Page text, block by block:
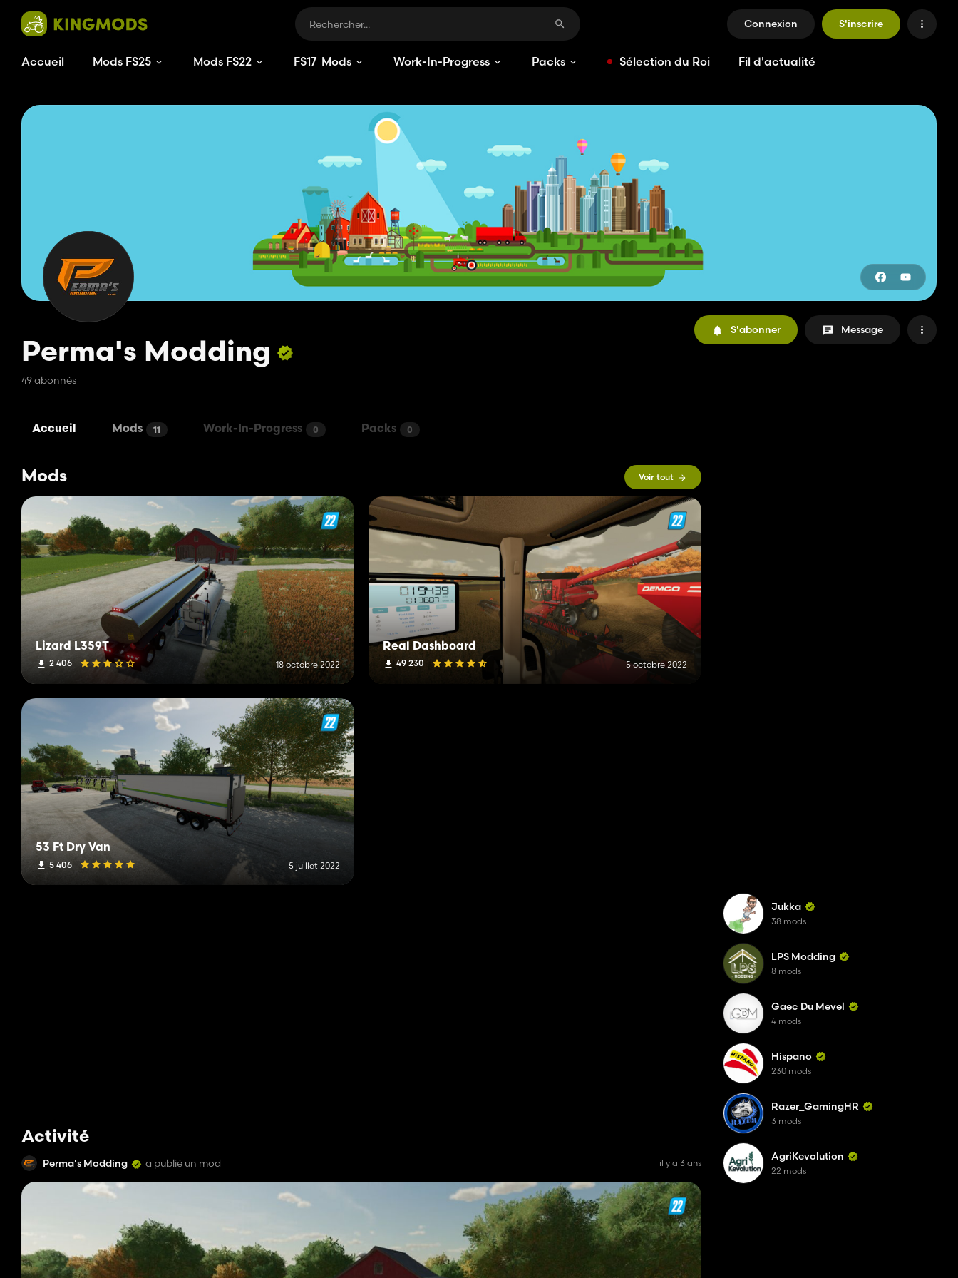
Connexion S'inscrire
Accueil Mods FS25 Mods FS22 FS15 Mods Work-In-Progress Packs Sélection du Roi Fil d'actualité
Perma's Modding
49 abonnés
S'abonner Message
Accueil Mods 11 Work-In-Progress 0 Packs 0
Mods Voir tout
Lizard L359T
2 406 18 octobre 2022
Real Dashboard
49 230 5 octobre 2022
53 Ft Dry Van
5 406 5 juillet 2022
Activité
Perma's Modding a publié un mod il y a 3 ans
Jukka
38 mods
LPS Modding
8 mods
Gaec Du Mevel
4 mods
Hispano
230 mods
Razer_GamingHR
3 mods
AgriKevolution
22 mods